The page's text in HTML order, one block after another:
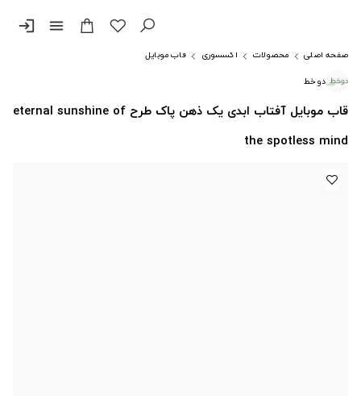
menu
login
صفحه اصلی محصولات اکسسوری
قاب موبایل
دوخط
قاب موبایل آفتاب ابدی یک ذهن پاک طرح eternal sunshine of
the spotless mind